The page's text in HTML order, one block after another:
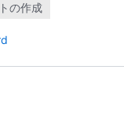
の作成